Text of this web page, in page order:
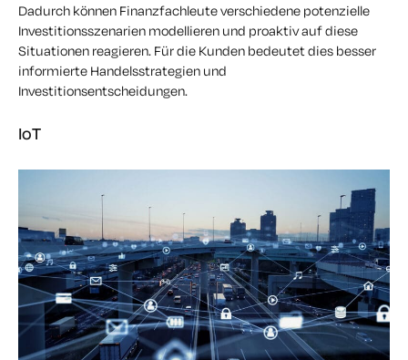
Dadurch können Finanzfachleute verschiedene potenzielle
Investitionsszenarien modellieren und proaktiv auf diese
Situationen reagieren. Für die Kunden bedeutet dies besser
informierte Handelsstrategien und
Investitionsentscheidungen.
IoT